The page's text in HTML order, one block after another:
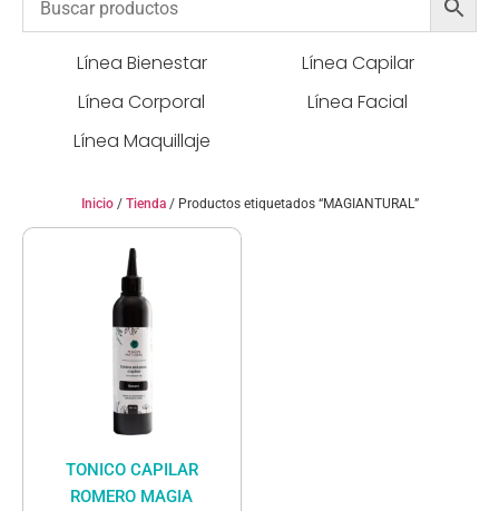
Línea Bienestar
Línea Capilar
Línea Corporal
Línea Facial
Línea Maquillaje
Inicio/ Tienda/ Productos etiquetados “MAGIANTURAL”
TONICO CAPILAR
ROMERO MAGIA